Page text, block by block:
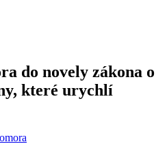
do novely zákona o
které urychlí